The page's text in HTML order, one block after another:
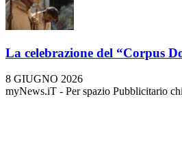
La celebrazione del “Corpus
8 GIUGNO 2026
myNews.iT - Per spazio Pubblicitario